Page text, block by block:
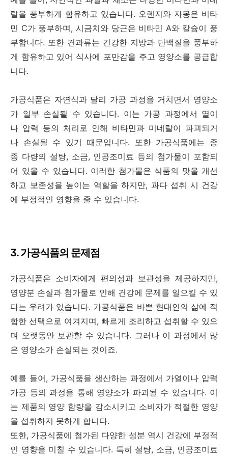
랄을 풍부하게 함유하고 있습니다. 오렌지와 자몽은 비타
민 C가 풍부하며, 시금치와 당근은 비타민 A와 칼슘이 풍
부합니다. 또한 견과류는 건강한 지방과 단백질을 풍부하
게 함유하고 있어 식사에 포만감을 주고 영양소를 공급합
니다.
가공식품은 자연식과 달리 가공 과정을 거치면서 영양소
가 일부 손실될 수 있습니다. 이는 가공 과정에서 열이
나 압력 등의 처리로 인해 비타민과 미네랄이 파괴되거
나 손실될 수 있기 때문입니다. 또한 가공식품에는 종
종 다량의 설탕, 소금, 인공조미료 등의 첨가물이 포함되
어 있을 수 있습니다. 이러한 첨가물은 식품의 맛을 개선
하고 보존성을 높이는 역할을 하지만, 과다 섭취 시 건강
에 부정적인 영향을 줄 수 있습니다.
3. 가공식품의 문제점
가공식품은 소비자에게 편의성과 보관성을 제공하지만,
영양분 손실과 첨가물로 인해 건강에 문제를 일으킬 수 있
다는 우려가 있습니다. 가공식품은 바쁜 현대인의 삶에 적
합한 선택으로 여겨지며, 빠르게 조리하고 섭취할 수 있으
며 오랫동안 보관할 수 있습니다. 그러나 이 과정에서 많
은 영양소가 손실되는 것이죠.
예를 들어, 가공식품을 생산하는 과정에서 가열이나 압력
가공 등의 과정을 통해 영양소가 파괴될 수 있습니다. 이
는 제품의 영양 함량을 감소시키고 소비자가 적절한 영양
을 섭취하지 못하게 합니다.
또한, 가공식품에 첨가된 다양한 성분 역시 건강에 부정적
인 영향을 미칠 수 있습니다. 특히 설탕, 소금, 인공조미료